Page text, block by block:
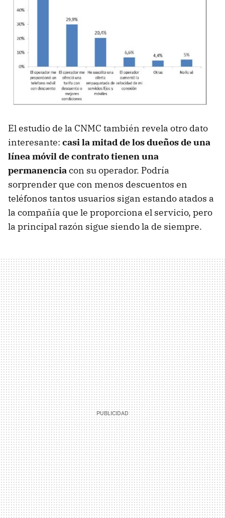
El estudio de la CNMC también revela otro dato
interesante: casi la mitad de los dueños de una
línea móvil de contrato tienen una
permanenciacon su operador. Podría
sorprender que con menos descuentos en
teléfonos tantos usuarios sigan estando atados a
la compañía que le proporciona el servicio, pero
la principal razón sigue siendo la de siempre.